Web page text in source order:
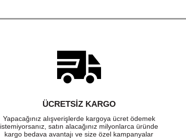
ÜCRETSIZ KARGO
Yapacağınız alışverişlerde kargoya ücret ödemek
istemiyorsanız, satın alacağınız milyonlarca üründe
kargo bedava avantajı ve size özel kampanyalar